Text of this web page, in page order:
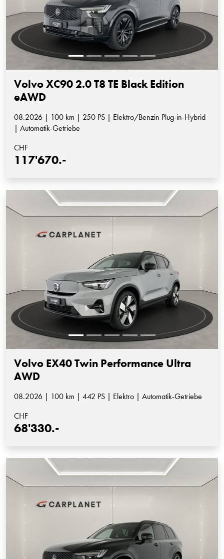
Volvo XC90 2.0 T8 TE Black Edition
eAWD
08.2026 | 100 km | 250 PS | Elektro/Benzin Plug-in-Hybrid
| Automatik-Getriebe
CHF
117'670.-
Volvo EX40 Twin Performance Ultra
AWD
08.2026 | 100 km | 442 PS | Elektro | Automatik-Getriebe
CHF
68'330.-